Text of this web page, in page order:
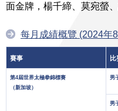
面金牌，楊千締、莫宛螢
每月成績概覽 (2024年
賽事 比
第4屆世界太極拳錦標賽
（新加坡）
男
男